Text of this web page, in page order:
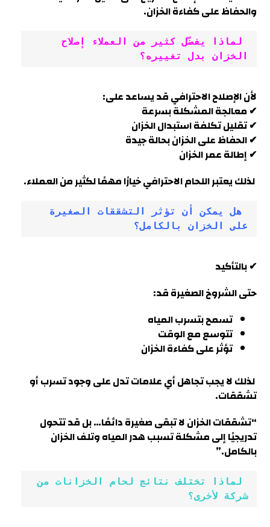
والحفاظ على كفاءة الخزان.
الخزان بدل تغييره؟
لأن الإصلاح الاحترافي قد يساعد على:
✔ معالجة المشكلة بسرعة
✔ تقليل تكلفة استبدال الخزان
✔ الحفاظ على الخزان بحالة جيدة
✔ إطالة عمر الخزان
لذلك يعتبر اللحام الاحترافي خيارًا مهمًا لكثير من العملاء.
على الخزان بالكامل؟
✔ بالتأكيد
حتى الشروخ الصغيرة قد:
تسمح بتسرب المياه
تتوسع مع الوقت
تؤثر على كفاءة الخزان
لذلك لا يجب تجاهل أي علامات تدل على وجود تسرب أو
تشققات.
“تشققات الخزان لا تبقى صغيرة دائمًا… بل قد تتحول
تدريجيًا إلى مشكلة تسبب هدر المياه وتلف الخزان
بالكامل.”
لماذا تختلف نتائج لحام الخزانات من
شركة لأخرى؟